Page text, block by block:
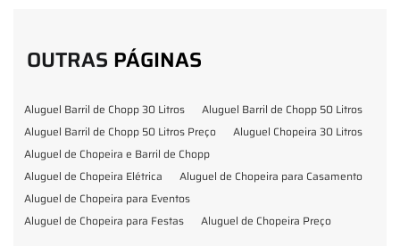
OUTRAS PÁGINAS
Aluguel Barril de Chopp 30 Litros
Aluguel Barril de Chopp 50 Litros
Aluguel Barril de Chopp 50 Litros Preço
Aluguel Chopeira 30 Litros
Aluguel de Chopeira e Barril de Chopp
Aluguel de Chopeira Elétrica
Aluguel de Chopeira para Casamento
Aluguel de Chopeira para Eventos
Aluguel de Chopeira para Festas
Aluguel de Chopeira Preço